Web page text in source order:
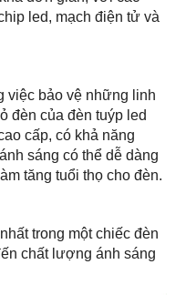
led, mạch điện tử và
việc bảo vệ những linh
đèn của đèn tuýp led
cấp, có khả năng
sáng có thể dễ dàng
tăng tuổi thọ cho đèn.
trong một chiếc đèn
chất lượng ánh sáng